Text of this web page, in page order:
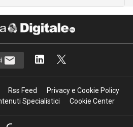
Rss Feed
Privacy e Cookie Policy
Specialistici
Cookie Center